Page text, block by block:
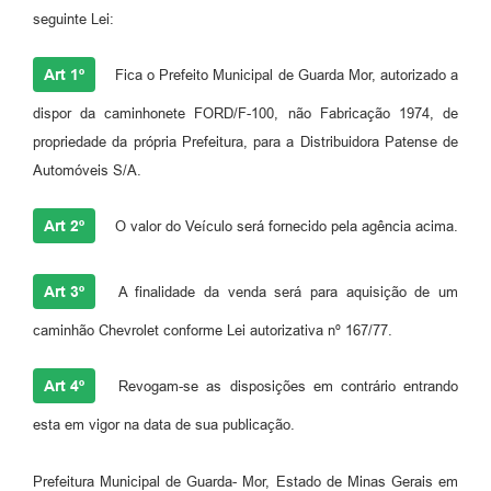
seguinte Lei:
Art 1º Fica o Prefeito Municipal de Guarda Mor, autorizado a
dispor da caminhonete FORD/F-100, não Fabricação 1974, de
propriedade da própria Prefeitura, para a Distribuidora Patense de
Automóveis S/A.
Art 2º O valor do Veículo será fornecido pela agência acima.
Art 3º A finalidade da venda será para aquisição de um
caminhão Chevrolet conforme Lei autorizativa nº 167/77.
Art 4º Revogam-se as disposições em contrário entrando
esta em vigor na data de sua publicação.
Prefeitura Municipal de Guarda- Mor, Estado de Minas Gerais em